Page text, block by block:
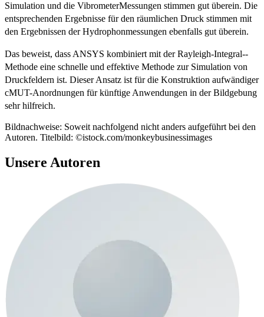
Simulation und die Vibrometer­Messungen stimmen gut überein. Die
entsprechenden Ergebnisse für den räumlichen Druck stimmen mit
den Ergebnissen der Hydrophonmessungen ebenfalls gut überein.
Das beweist, dass ANSYS kombiniert mit der Rayleigh-Integral-­
Methode eine schnelle und effektive Methode zur Simulation von
Druckfeldern ist. Dieser Ansatz ist für die Konstruktion aufwändiger
cMUT-Anordnungen für künftige Anwendungen in der Bildgebung
sehr hilfreich.
Bildnachweise: Soweit nachfolgend nicht anders aufgeführt bei den
Autoren. Titelbild: ©istock.com/monkeybusinessimages
Unsere Autoren